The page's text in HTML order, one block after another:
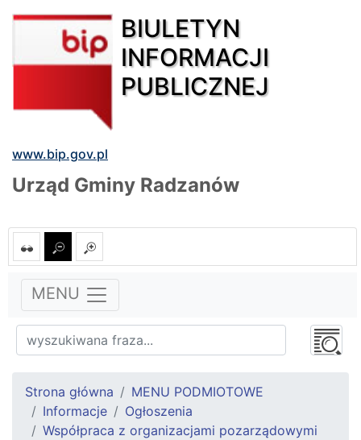
BIULETYN
INFORMACJI
PUBLICZNEJ
www.bip.gov.pl
Urząd Gminy Radzanów
MENU
Strona główna
MENU PODMIOTOWE
Informacje
Ogłoszenia
Współpraca z organizacjami pozarządowymi